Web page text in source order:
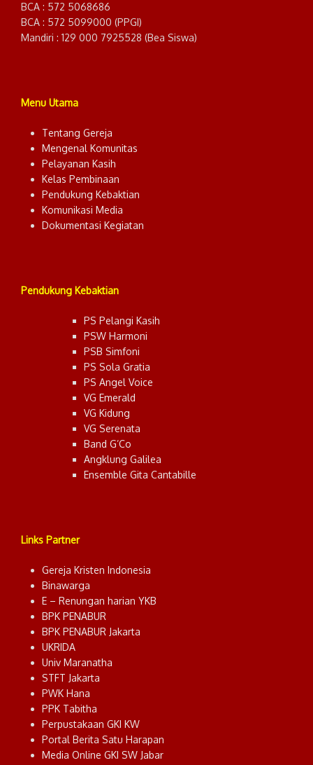
BCA : 572 5068686
BCA : 572 5099000 (PPGI)
Mandiri : 129 000 7925528 (Bea Siswa)
Menu Utama
Tentang Gereja
Mengenal Komunitas
Pelayanan Kasih
Kelas Pembinaan
Pendukung Kebaktian
Komunikasi Media
Dokumentasi Kegiatan
Pendukung Kebaktian
PS Pelangi Kasih
PSW Harmoni
PSB Simfoni
PS Sola Gratia
PS Angel Voice
VG Emerald
VG Kidung
VG Serenata
Band G’Co
Angklung Galilea
Ensemble Gita Cantabille
Links Partner
Gereja Kristen Indonesia
Binawarga
E – Renungan harian YKB
BPK PENABUR
BPK PENABUR Jakarta
UKRIDA
Univ Maranatha
STFT Jakarta
PWK Hana
PPK Tabitha
Perpustakaan GKI KW
Portal Berita Satu Harapan
Media Online GKI SW Jabar